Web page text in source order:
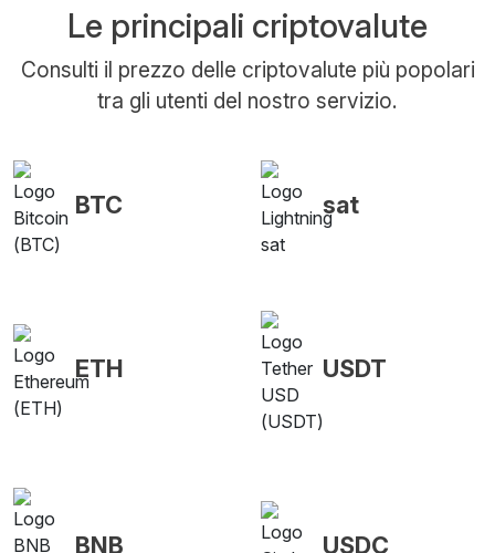
Le principali criptovalute
Consulti il prezzo delle criptovalute più popolari
tra gli utenti del nostro servizio.
BTC sat
ETH USDT
BNB USDC